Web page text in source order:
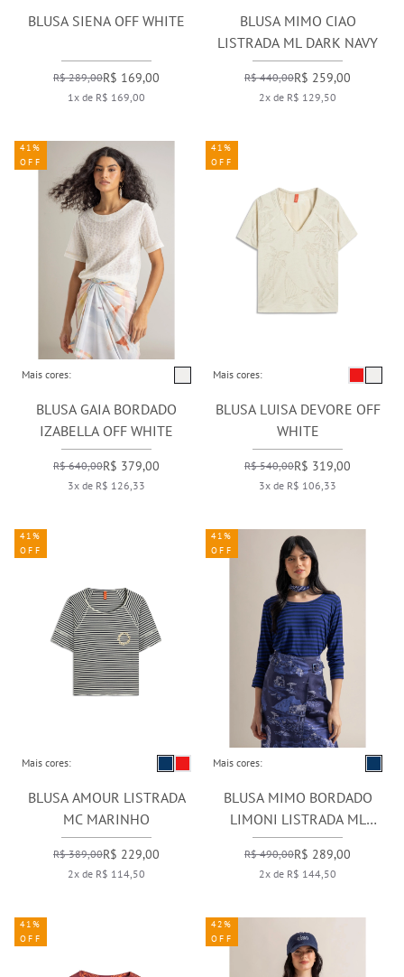
BLUSA SIENA OFF WHITE
R$ 289,00R$ 169,00
1x de R$ 169,00
BLUSA MIMO CIAO
LISTRADA ML DARK NAVY
R$ 440,00R$ 259,00
2x de R$ 129,50
Mais cores:
BLUSA GAIA BORDADO
IZABELLA OFF WHITE
R$ 640,00R$ 379,00
3x de R$ 126,33
41%
OFF
Mais cores:
BLUSA LUISA DEVORE OFF
WHITE
R$ 540,00R$ 319,00
3x de R$ 106,33
41%
OFF
Mais cores:
BLUSA AMOUR LISTRADA
MC MARINHO
R$ 389,00R$ 229,00
2x de R$ 114,50
41%
OFF
Mais cores:
BLUSA MIMO BORDADO
LIMONI LISTRADA ML
DARK NAVY
R$ 490,00R$ 289,00
2x de R$ 144,50
41%
OFF
41%
OFF
42%
OFF